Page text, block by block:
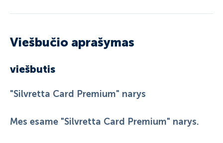
Viešbučio aprašymas
viešbutis
"Silvretta Card Premium" narys
Mes esame "Silvretta Card Premium" narys.